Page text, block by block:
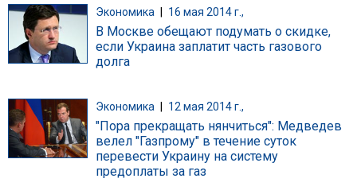
Экономика 16 мая 2014 г.,
В Москве обещают подумать о скидке,
если Украина заплатит часть газового
долга
Экономика 12 мая 2014 г.,
"Пора прекращать нянчиться": Медведев
велел "Газпрому" в течение суток
перевести Украину на систему
предоплаты за газ